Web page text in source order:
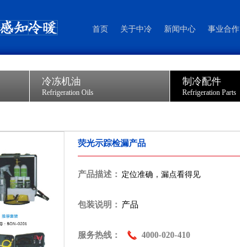
首页 关于中冷 新闻中心 事业合作
冷冻机油
Refrigeration Oils
制冷配件
Refrigeration Parts
荧光示踪检漏产品
产品描述： 定位准确，漏点看得见
包装说明： 产品
服务热线： 4000-020-410